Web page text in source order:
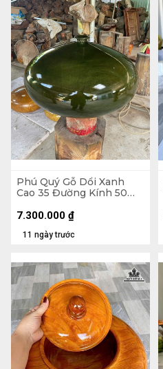
Phú Quý Gỗ Dổi Xanh
Cao 35 Đường Kính 50
11 ngày trước
7.300.000 ₫